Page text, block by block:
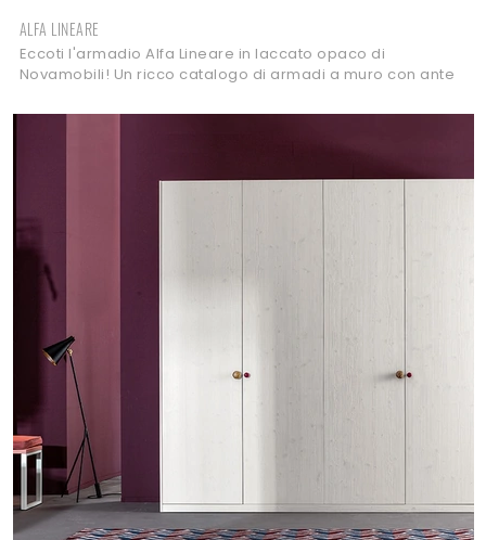
ALFA LINEARE
Eccoti l'armadio Alfa Lineare in laccato opaco di
Novamobili! Un ricco catalogo di armadi a muro con ante